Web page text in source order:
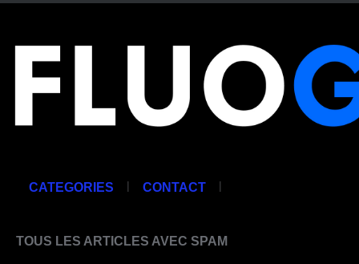
CATEGORIES | CONTACT |
TOUS LES ARTICLES AVEC SPAM